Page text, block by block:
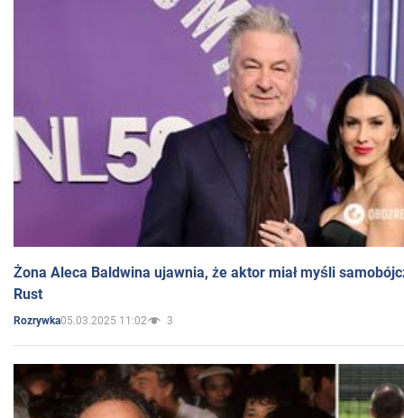
Żona Aleca Baldwina ujawnia, że aktor miał myśli
Rust
Rozrywka05.03.2025 11:02 3